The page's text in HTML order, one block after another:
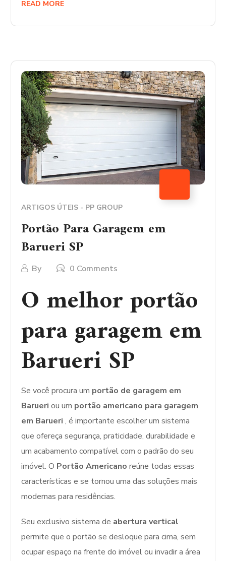
READ MORE
ARTIGOS ÚTEIS - PP GROUP
Portão Para Garagem em
Barueri SP
By 0 Comments
O melhor portão
para garagem em
Barueri SP
Se você procura um portão de garagem em
Barueri ou um portão americano para garagem
em Barueri, é importante escolher um sistema
que ofereça segurança, praticidade, durabilidade e
um acabamento compatível com o padrão do seu
imóvel. O Portão Americano reúne todas essas
características e se tornou uma das soluções mais
modernas para residências.
Seu exclusivo sistema de abertura vertical
permite que o portão se desloque para cima, sem
ocupar espaço na frente do imóvel ou invadir a área